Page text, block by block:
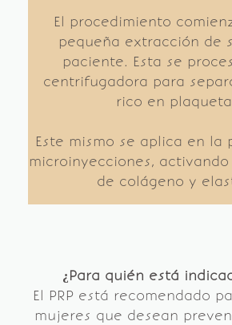
El procedimiento
pequeña extracción de
paciente. Esta se
centrifugadora para
rico en
Este mismo se aplica en la
microinyecciones,
de colágeno y
¿Para quién está
El PRP está recomendado
mujeres que desean